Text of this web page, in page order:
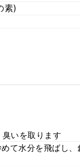
素)
いを取ります
て水分を飛ばし